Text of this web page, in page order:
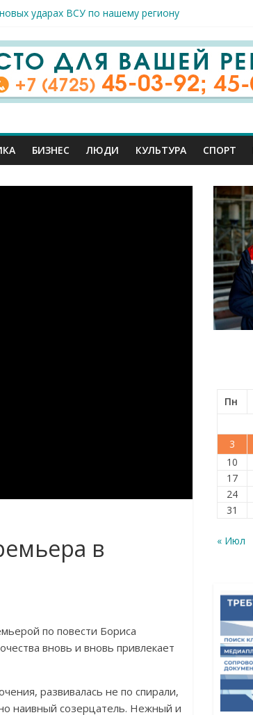
ударах ВСУ по нашему региону
с профессиональным праздником
Осколе отметили День физкультурника
в Старом Осколе
БИЗНЕС ЛЮДИ КУЛЬТУРА СПОРТ
в
по повести Бориса
вновь и вновь привлекает
развивалась не по спирали,
наивный созерцатель. Нежный и
Пн
3
10
17
24
31
« Июл